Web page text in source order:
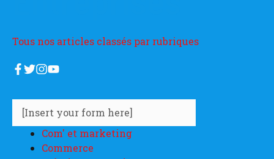
Tous nos articles classés par rubriques
[Insert your form here]
Com' et marketing
Commerce